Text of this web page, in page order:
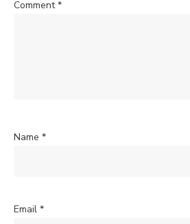
Comment*
Name *
Email *